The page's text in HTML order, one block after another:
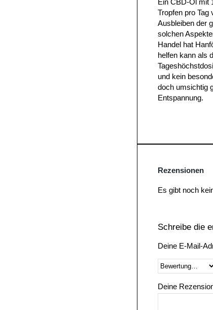
Ein CBD-Öl mit
Tropfen pro
Ausbleiben der
solchen
Handel hat
helfen kann als
und kein
doch umsichtig
Entspannung.
Rezensionen
Es gibt noch
Schreibe die
Deine E-Mail-
Deine